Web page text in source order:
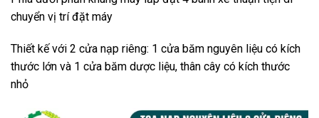
chuyển vị trí đặt máy
Thiết kế với 2 cửa nạp riêng: 1 cửa băm nguyên liệu có kích
thước lớn và 1 cửa băm dược liệu, thân cây có kích thước
nhỏ